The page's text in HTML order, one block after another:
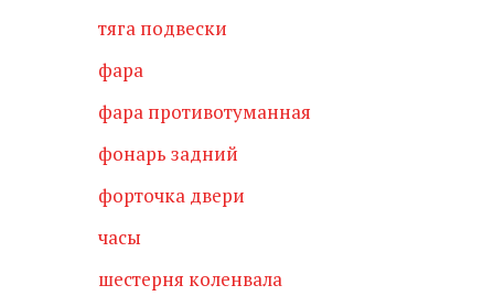
тяга подвески
фара
фара противотуманная
фонарь задний
форточка двери
часы
шестерня коленвала